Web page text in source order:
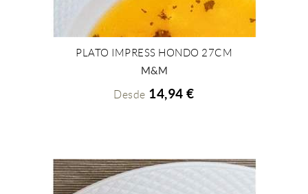
+ INFO
PLATO IMPRESS HONDO 27CM
M&M
Desde 14,94 €